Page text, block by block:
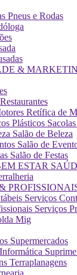
Pneus e Rodas
Restaurantes
Retífica de
Salão de Beleza
Salão de
Salão de Festas
Serviços
Serviços
Mig
Supermercados
Terraplanagens